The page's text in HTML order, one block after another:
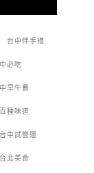
台中伴手禮
必吃
早午餐
種味道
台中試營運
台北美食